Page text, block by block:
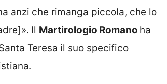
anzi che rimanga piccola, che lo
Il Martirologio Romano ha
Teresa il suo specifico